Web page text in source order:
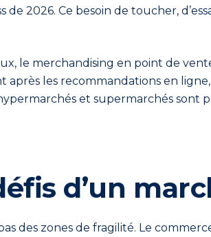
de 2026. Ce besoin de toucher,
le merchandising en point de
après les recommandations en
et supermarchés sont
d’un
des zones de fragilité. Le